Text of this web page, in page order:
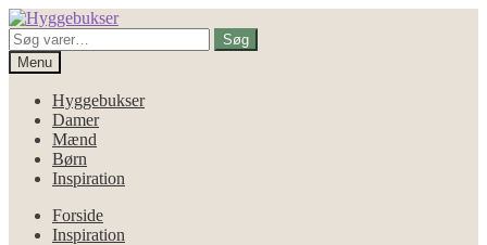
Spring
til
navigation
Spring
til
indhold
Søg
efter:
Søg
Menu
Hyggebukser
Damer
Mænd
Børn
Inspiration
Forside
Inspiration